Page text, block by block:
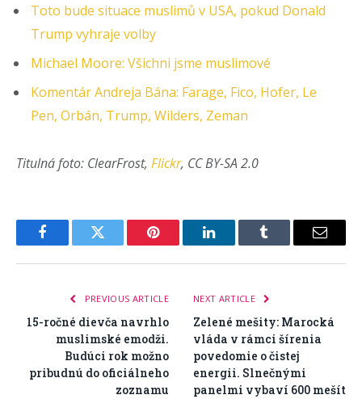
Toto bude situace muslimů v USA, pokud Donald
Trump vyhraje volby
Michael Moore: Všichni jsme muslimové
Komentár Andreja Bána: Farage, Fico, Hofer, Le
Pen, Orbán, Trump, Wilders, Zeman
Titulná foto: ClearFrost, Flickr, CC BY-SA 2.0
FacebookTwitter Pinterest LinkedInTumblr Email
PREVIOUS ARTICLE
15-ročné dievča navrhlo
muslimské emodži.
Budúci rok možno
pribudnú do oficiálneho
zoznamu
NEXT ARTICLE
Zelené mešity: Marocká
vláda v rámci šírenia
povedomie o čistej
energii. Slnečnými
panelmi vybaví 600 mešít